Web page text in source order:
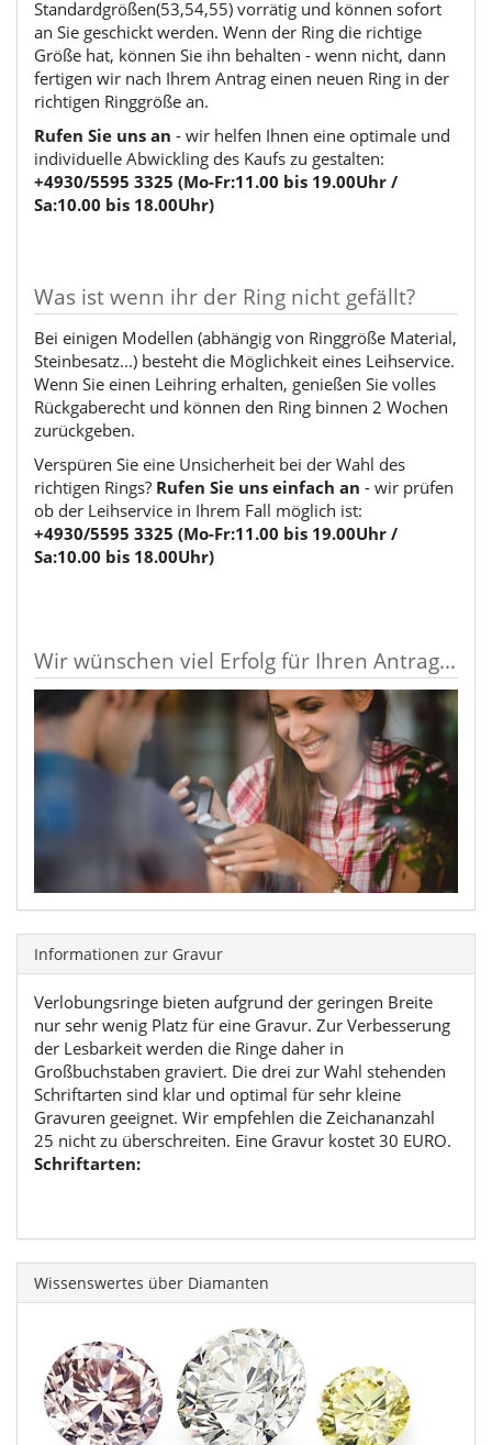
Standardgrößen(53,54,55) vorrätig und können sofort
an Sie geschickt werden. Wenn der Ring die richtige
Größe hat, können Sie ihn behalten - wenn nicht, dann
fertigen wir nach Ihrem Antrag einen neuen Ring in der
richtigen Ringgröße an.
Rufen Sie uns an - wir helfen Ihnen eine optimale und
individuelle Abwickling des Kaufs zu gestalten:
+4930/5595 3325 (Mo-Fr:11.00 bis 19.00Uhr /
Sa:10.00 bis 18.00Uhr)
Was ist wenn ihr der Ring nicht gefällt?
Bei einigen Modellen (abhängig von Ringgröße Material,
Steinbesatz...) besteht die Möglichkeit eines Leihservice.
Wenn Sie einen Leihring erhalten, genießen Sie volles
Rückgaberecht und können den Ring binnen 2 Wochen
zurückgeben.
Verspüren Sie eine Unsicherheit bei der Wahl des
richtigen Rings? Rufen Sie uns einfach an - wir prüfen
ob der Leihservice in Ihrem Fall möglich ist:
+4930/5595 3325 (Mo-Fr:11.00 bis 19.00Uhr /
Sa:10.00 bis 18.00Uhr)
Wir wünschen viel Erfolg für Ihren Antrag...
Informationen zur Gravur
Verlobungsringe bieten aufgrund der geringen Breite
nur sehr wenig Platz für eine Gravur. Zur Verbesserung
der Lesbarkeit werden die Ringe daher in
Großbuchstaben graviert. Die drei zur Wahl stehenden
Schriftarten sind klar und optimal für sehr kleine
Gravuren geeignet. Wir empfehlen die Zeichananzahl
25 nicht zu überschreiten. Eine Gravur kostet 30 EURO.
Schriftarten:
Wissenswertes über Diamanten